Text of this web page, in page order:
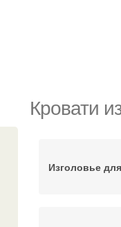
Кровати
Изголовье